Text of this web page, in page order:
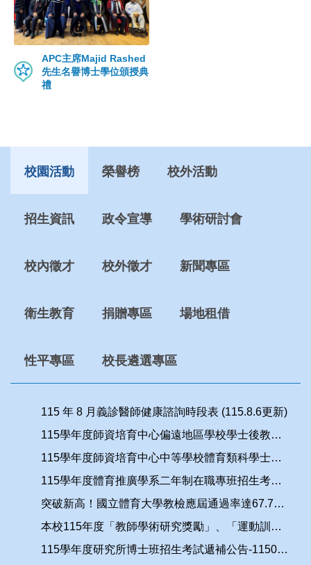
APC主席Majid Rashed
先生名譽博士學位頒授典
禮
校園活動 榮譽榜 校外活動
招生資訊 政令宣導 學術研討會
校內徵才 校外徵才 新聞專區
衛生教育 捐贈專區 場地租借
性平專區 校長遴選專區
115 年 8 月義診醫師健康諮詢時段表 (115.8.6更新)
115學年度師資培育中心偏遠地區學校學士後教育學分班-中等體育教育班錄取名單
115學年度師資培育中心中等學校體育類科學士後教育學分班錄取名單
115學年度體育推廣學系二年制在職專班招生考試第1次遞補公告
突破新高！國立體育大學教檢應屆通過率達67.74%遠超全國平均
本校115年度「教師學術研究獎勵」、「運動訓練績效獎金獎勵」申請案自即日起，至115年8月31日止受理申請
115學年度研究所博士班招生考試遞補公告-1150731